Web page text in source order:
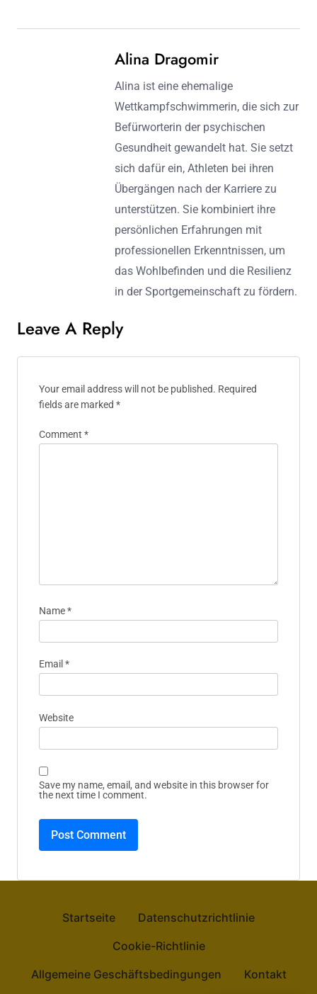
Alina Dragomir
Alina ist eine ehemalige
Wettkampfschwimmerin, die sich zur
Befürworterin der psychischen
Gesundheit gewandelt hat. Sie setzt
sich dafür ein, Athleten bei ihren
Übergängen nach der Karriere zu
unterstützen. Sie kombiniert ihre
persönlichen Erfahrungen mit
professionellen Erkenntnissen, um
das Wohlbefinden und die Resilienz
in der Sportgemeinschaft zu fördern.
Leave A Reply
Your email address will not be published. Required
fields are marked *
Comment *
Name*
Email *
Website
Save my name, email, and website in this browser for
the next time I comment.
Startseite
Datenschutzrichtlinie
Cookie-Richtlinie
Allgemeine Geschäftsbedingungen
Kontakt